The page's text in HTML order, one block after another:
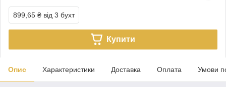
899,65 ₴ від 3 бухт
Купити
Опис Характеристики Доставка Оплата Умови